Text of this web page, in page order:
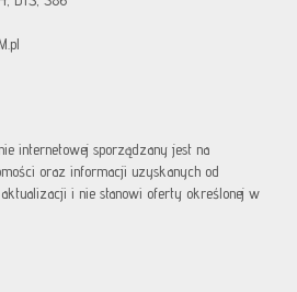
internetowej sporządzany jest na
oraz informacji uzyskanych od
i nie stanowi oferty określonej w